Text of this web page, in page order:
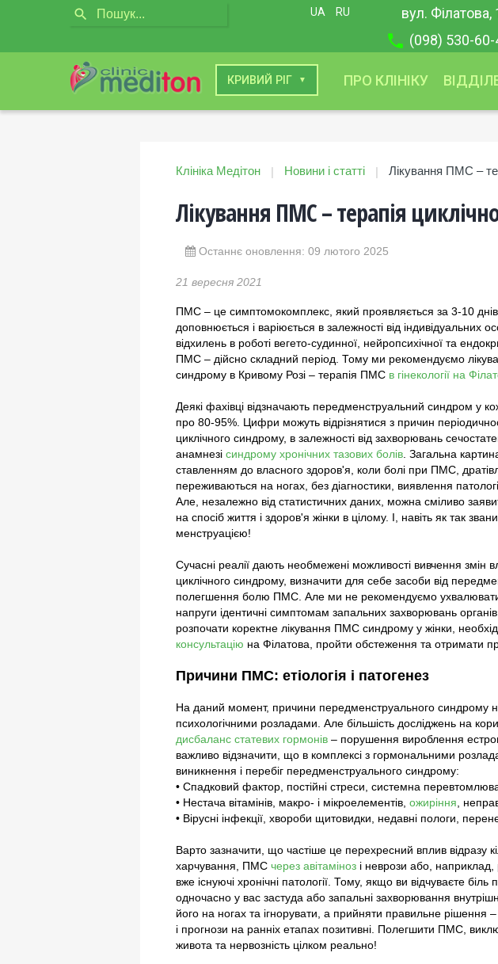
UA RU
вул. Філатова,
(098) 530-60-
КРИВИЙ РІГ
КИЇВ ПРО КЛІНІКУ
Гінекологія
Косметологія
Педіатрія
Неврологія
Інфектологія
Хірургія
УЗД
Лабораторний
Клініка Медітон | Новини і статті | Лікування ПМС –
Лікування ПМС – терапія
Останнє оновлення: 09 лютого 2025
21 вересня 2021
ПМС – це симптомокомплекс, який проявляється за 3-10 днів
доповнюється і варіюється в залежності від індивідуальних
відхилень в роботі вегето-судинної, нейропсихічної та
ПМС – дійсно складний період. Тому ми рекомендуємо
синдрому в Кривому Розі – терапія ПМС в гінекології на
Деякі фахівці відзначають передменструальний синдром у
про 80-95%. Цифри можуть відрізнятися з причин
циклічного синдрому, в залежності від захворювань
анамнезі синдрому хронічних тазових болів . Загальна
ставленням до власного здоров'я, коли болі при ПМС,
переживаються на ногах, без діагностики, виявлення
Але, незалежно від статистичних даних, можна сміливо
на спосіб життя і здоров'я жінки в цілому. І, навіть як так
менструацією!
Сучасні реалії дають необмежені можливості вивчення
циклічного синдрому, визначити для себе засоби від
полегшення болю ПМС. Але ми не рекомендуємо ухвалювати
напруги ідентичні симптомам запальних захворювань
розпочати коректне лікування ПМС синдрому у жінки,
консультацію на Філатова, пройти обстеження та отримати
Причини ПМС: етіологія і патогенез
На даний момент, причини передменструального синдрому
психологічними розладами. Але більшість досліджень на
дисбаланс статевих гормонів – порушення вироблення
важливо відзначити, що в комплексі з гормональними
виникнення і перебіг передменструального синдрому:
• Спадковий фактор, постійні стреси, системна
• Нестача вітамінів, макро- і мікроелементів, ожиріння ,
• Вірусні інфекції, хвороби щитовидки, недавні пологи,
Варто зазначити, що частіше це перехресний вплив відразу
харчування, ПМС через авітаміноз і неврози або,
вже існуючі хронічні патології. Тому, якщо ви відчуваєте
одночасно у вас застуда або запальні захворювання
його на ногах та ігнорувати, а прийняти правильне
і прогнози на ранніх етапах позитивні. Полегшити ПМС,
живота та нервозність цілком реально!